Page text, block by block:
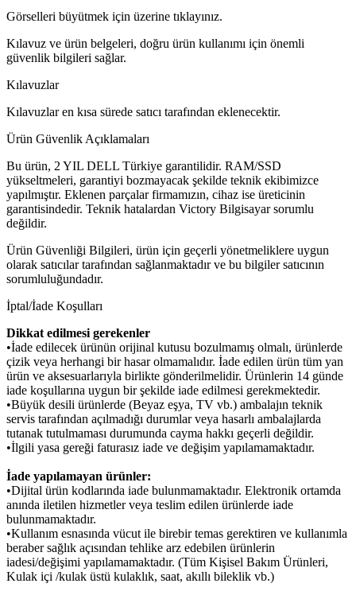
Görselleri büyütmek için üzerine tıklayınız.
Kılavuz ve ürün belgeleri, doğru ürün kullanımı için önemli
güvenlik bilgileri sağlar.
Kılavuzlar
Kılavuzlar en kısa sürede satıcı tarafından eklenecektir.
Ürün Güvenlik Açıklamaları
Bu ürün, 2 YIL DELL Türkiye garantilidir. RAM/SSD
yükseltmeleri, garantiyi bozmayacak şekilde teknik ekibimizce
yapılmıştır. Eklenen parçalar firmamızın, cihaz ise üreticinin
garantisindedir. Teknik hatalardan Victory Bilgisayar sorumlu
değildir.
Ürün Güvenliği Bilgileri, ürün için geçerli yönetmeliklere uygun
olarak satıcılar tarafından sağlanmaktadır ve bu bilgiler satıcının
sorumluluğundadır.
İptal/İade Koşulları
Dikkat edilmesi gerekenler
•İade edilecek ürünün orijinal kutusu bozulmamış olmalı, ürünlerde
çizik veya herhangi bir hasar olmamalıdır. İade edilen ürün tüm yan
ürün ve aksesuarlarıyla birlikte gönderilmelidir. Ürünlerin 14 günde
iade koşullarına uygun bir şekilde iade edilmesi gerekmektedir.
•Büyük desili ürünlerde (Beyaz eşya, TV vb.) ambalajın teknik
servis tarafından açılmadığı durumlar veya hasarlı ambalajlarda
tutanak tutulmaması durumunda cayma hakkı geçerli değildir.
•İlgili yasa gereği faturasız iade ve değişim yapılamamaktadır.
İade yapılamayan ürünler:
•Dijital ürün kodlarında iade bulunmamaktadır. Elektronik ortamda
anında iletilen hizmetler veya teslim edilen ürünlerde iade
bulunmamaktadır.
•Kullanım esnasında vücut ile birebir temas gerektiren ve kullanımla
beraber sağlık açısından tehlike arz edebilen ürünlerin
iadesi/değişimi yapılamamaktadır. (Tüm Kişisel Bakım Ürünleri,
Kulak içi /kulak üstü kulaklık, saat, akıllı bileklik vb.)